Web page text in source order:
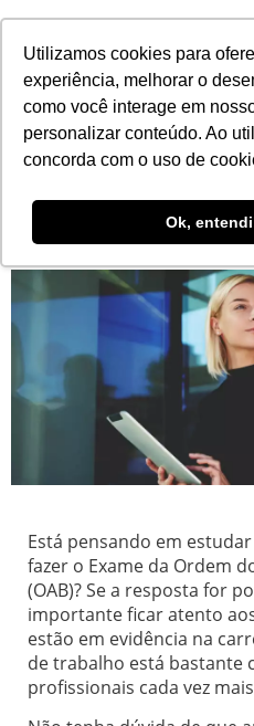
Utilizamos cookies para
experiência, melhorar o
como você interage em
personalizar conteúdo. Ao
concorda com o uso de
Ok,
Conheça 5
atuação em
advogados
Está pensando em
fazer o Exame da Ordem
(OAB)? Se a resposta for
importante ficar atento
estão em evidência na
de trabalho está bastante
profissionais cada vez